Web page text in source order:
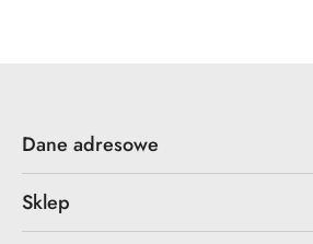
Dane adresowe
Sklep